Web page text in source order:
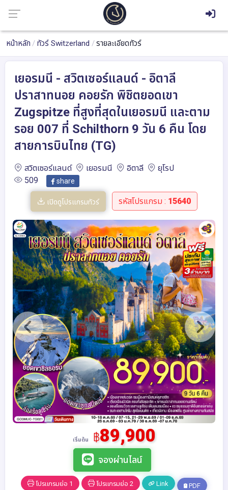
หน้าหลัก ทัวร์ Switzerland รายละเอียดทัวร์
เยอรมนี - สวิตเซอร์แลนด์ - อิตาลี
ปราสาทนอย คอยรัก พิชิตยอดเขา
Zugspitze ที่สูงที่สุดในเยอรมนี และตาม
รอย 007 ที่ Schilthorn 9 วัน 6 คืน โดย
สายการบินไทย (TG)
สวิตเซอร์แลนด์ เยอรมนี อิตาลี
ยุโรป
509
share
เปิดดูโปรแกรมทัวร์ รหัสโปรแกรม : 15640
เริ่มต้น ฿89,900
จองผ่านไลน์
โปรแกรมย่อ 1 โปรแกรมย่อ 2 Link PDF